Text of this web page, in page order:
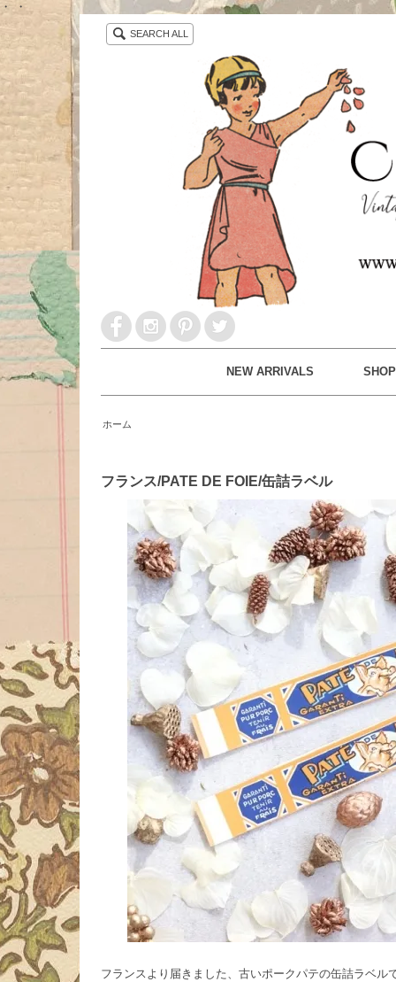
・ ・
SEARCH ALL
NEW ARRIVALS SHOP
ホーム
フランス/PATE DE FOIE/缶詰ラベル
フランスより届きました、古いポークパテの缶詰ラベル